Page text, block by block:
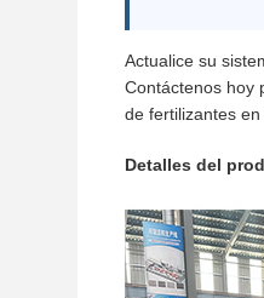
Actualice su
Contáctenos hoy
de fertilizantes en
Detalles del